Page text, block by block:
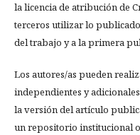
la licencia de atribución de
terceros utilizar lo
del trabajo y a la primera
Los autores/as pueden
independientes y
la versión del artículo
un repositorio institucional